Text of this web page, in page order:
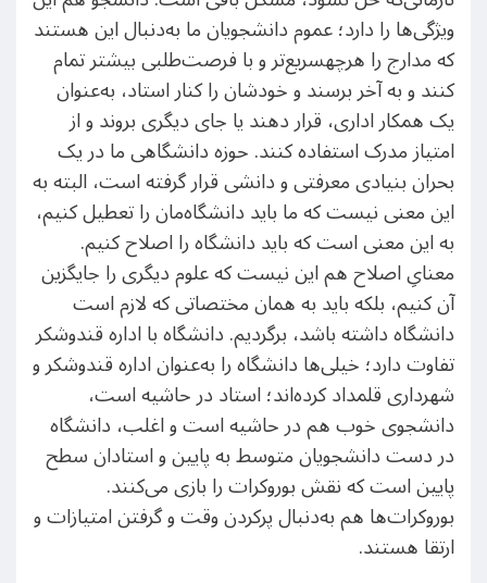
ویژگی‌ها را دارد؛ عموم دانشجویان ما به‌دنبال این هستند
که مدارج را هرچه‎سریع‌تر و با فرصت‌طلبی بیشتر تمام
کنند و به آخر برسند و خودشان را کنار استاد، به‌عنوان
یک همکار اداری، قرار دهند یا جای دیگری بروند و از
امتیاز مدرک استفاده کنند. حوزه دانشگاهی ما در یک
بحران بنیادی معرفتی و دانشی قرار گرفته است، البته به
این معنی نیست که ما باید دانشگاه‌مان را تعطیل کنیم،
به این معنی است که باید دانشگاه را اصلاح کنیم.
معنایِ اصلاح هم این نیست که علوم دیگری را جایگزین
آن کنیم، بلکه باید به همان مختصاتی که لازم است
دانشگاه داشته باشد، برگردیم. دانشگاه با اداره قند‌وشکر
تفاوت دارد؛ خیلی‌ها دانشگاه را به‌عنوان اداره قند‎و‌شکر و
شهرداری قلمداد کرده‌اند؛ استاد در حاشیه است،
دانشجوی خوب هم در حاشیه است و اغلب، دانشگاه
در دست دانشجویان متوسط به پایین و استادان سطح
پایین است که نقش بوروکرات را بازی می‌کنند.
بوروکرات‌ها هم به‌دنبال پرکردن وقت و گرفتن امتیازات و
ارتقا هستند.